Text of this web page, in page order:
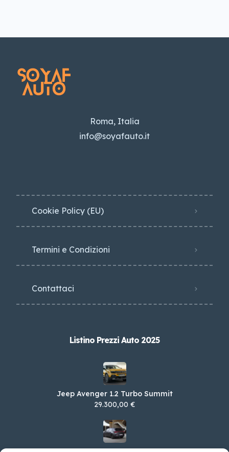
Roma, Italia
info@soyafauto.it
Cookie Policy (EU)
Termini e Condizioni
Contattaci
Listino Prezzi Auto 2025
Jeep Avenger 1.2 Turbo Summit
29.300,00 €